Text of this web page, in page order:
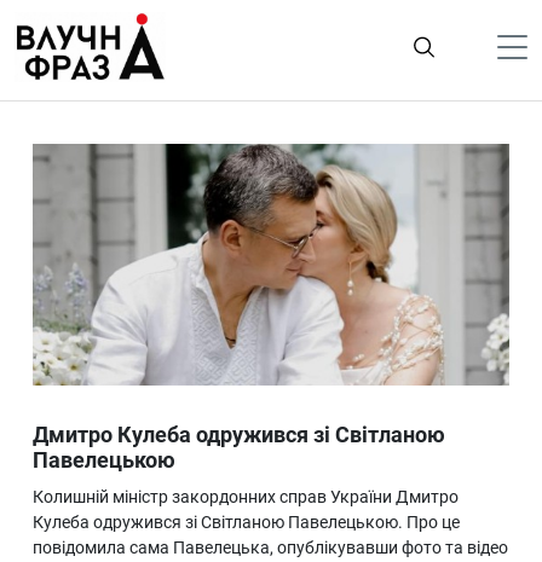
содержимому
Життя
Лайфстайл
ТехноНаука
Людина
Ukraine
Про нас
Дмитро Кулеба одружився зі Світланою
Павелецькою
Колишній міністр закордонних справ України Дмитро
Кулеба одружився зі Світланою Павелецькою. Про це
повідомила сама Павелецька, опублікувавши фото та відео